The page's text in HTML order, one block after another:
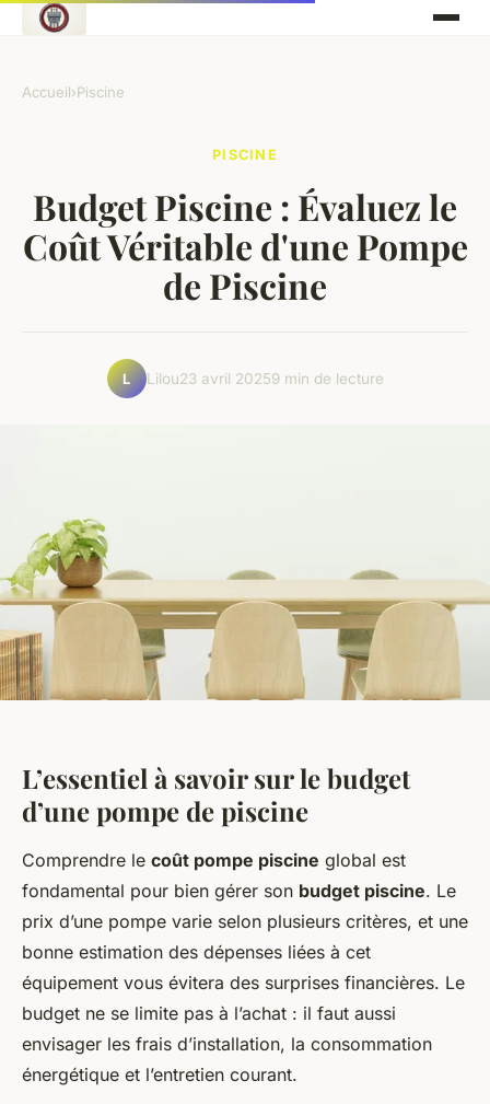
Accueil›Piscine
PISCINE
Budget Piscine : Évaluez le
Coût Véritable d'une Pompe
de Piscine
L Lilou23 avril 20259 min de lecture
L’essentiel à savoir sur le budget
d’une pompe de piscine
Comprendre le coût pompe piscine global est
fondamental pour bien gérer son budget piscine. Le
prix d’une pompe varie selon plusieurs critères, et une
bonne estimation des dépenses liées à cet
équipement vous évitera des surprises financières. Le
budget ne se limite pas à l’achat : il faut aussi
envisager les frais d’installation, la consommation
énergétique et l’entretien courant.